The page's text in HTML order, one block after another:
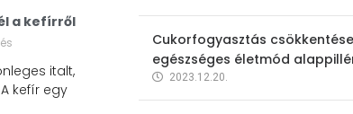
a kefírről
italt,
kefír egy
Cukorfogyasztás
egészséges életmód
2023.12.20.